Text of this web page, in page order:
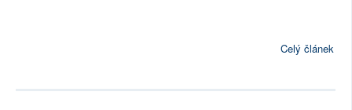
Celý článek